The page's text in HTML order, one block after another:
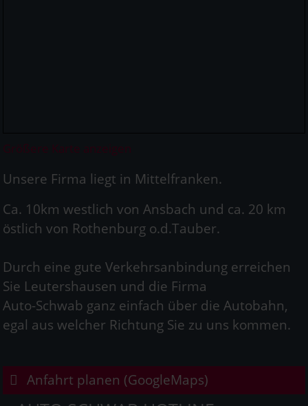
Größere Karte anzeigen
Unsere Firma liegt in Mittelfranken.
Ca. 10km westlich von Ansbach und ca. 20 km
östlich von Rothenburg o.d.Tauber.
Durch eine gute Verkehrsanbindung erreichen
Sie Leutershausen und die Firma
Auto-Schwab ganz einfach über die Autobahn,
egal aus welcher Richtung Sie zu uns kommen.
Anfahrt planen (GoogleMaps)